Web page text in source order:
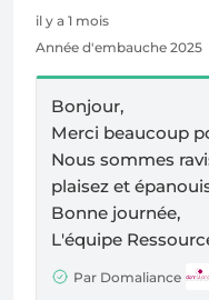
il y a 1 mois
Année d'embauche 2025
Bonjour,
Merci beaucoup
Nous sommes
plaisez et
Bonne journée,
L'équipe
Par Domaliance